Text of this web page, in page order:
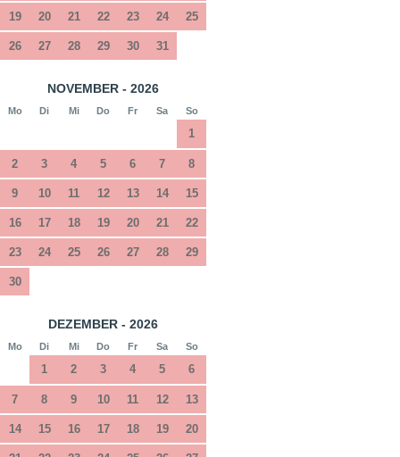
19 20 21 22 23 24 25
26 27 28 29 30 31
NOVEMBER - 2026
Mo Di Mi Do Fr Sa So
1
2 3 4 5 6 7 8
9 10 11 12 13 14 15
16 17 18 19 20 21 22
23 24 25 26 27 28 29
30
DEZEMBER - 2026
Mo Di Mi Do Fr Sa So
1 2 3 4 5 6
7 8 9 10 11 12 13
14 15 16 17 18 19 20